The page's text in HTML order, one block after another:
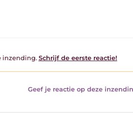
inzending.Schrijf de eerste reactie!
Geef je reactie op deze